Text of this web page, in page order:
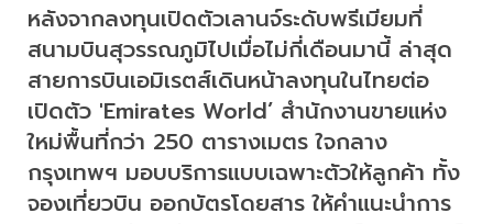
หลังจากลงทุนเปิดตัวเลานจ์ระดับพรีเมียมที่
สนามบินสุวรรณภูมิไปเมื่อไม่กี่เดือนมานี้ ล่าสุด
สายการบินเอมิเรตส์เดินหน้าลงทุนในไทยต่อ
เปิดตัว 'Emirates World’ สำนักงานขายแห่ง
ใหม่พื้นที่กว่า 250 ตารางเมตร ใจกลาง
กรุงเทพฯ มอบบริการแบบเฉพาะตัวให้ลูกค้า ทั้ง
จองเที่ยวบิน ออกบัตรโดยสาร ให้คำแนะนำการ